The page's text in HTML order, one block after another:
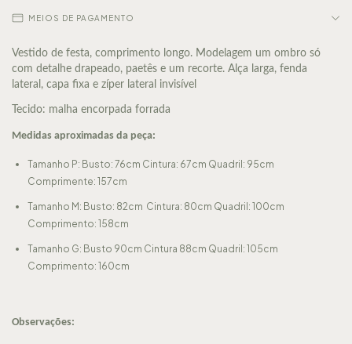
MEIOS DE PAGAMENTO
Vestido de festa, comprimento longo. Modelagem um ombro só
com detalhe drapeado, paetês e um recorte. Alça larga, fenda
lateral, capa fixa e zíper lateral invisível
Tecido: malha encorpada forrada
Medidas aproximadas da peça:
Tamanho P: Busto: 76cm Cintura: 67cm Quadril: 95cm
Comprimente: 157cm
Tamanho M: Busto: 82cm Cintura: 80cm Quadril: 100cm
Comprimento: 158cm
Tamanho G: Busto 90cm Cintura 88cm Quadril: 105cm
Comprimento: 160cm
Observações: